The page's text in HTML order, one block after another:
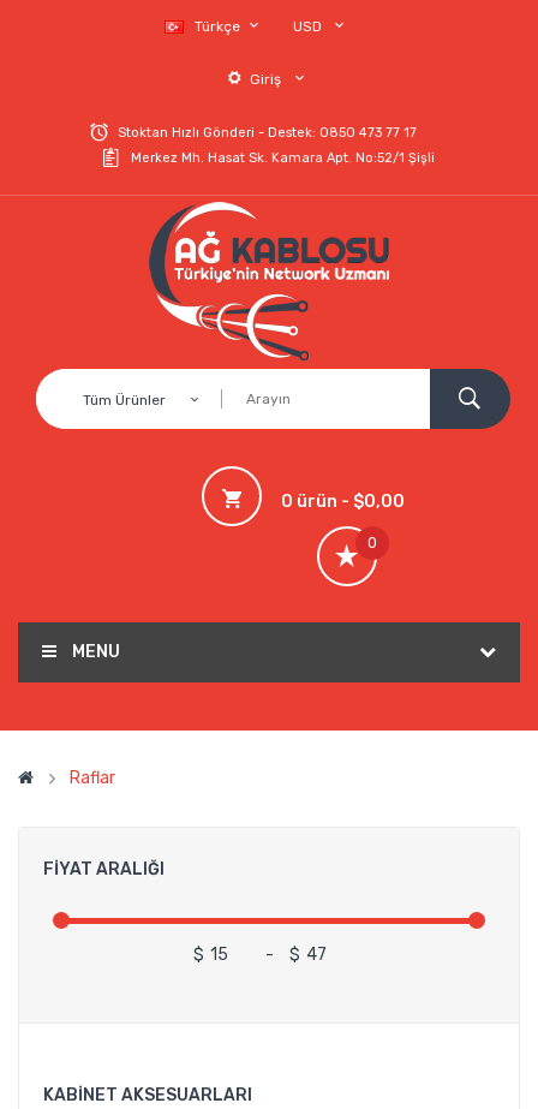
Türkçe USD
Giriş
Stoktan Hızlı Gönderi - Destek: 0850 473 77 17
Merkez Mh. Hasat Sk. Kamara Apt. No:52/1 Şişli
Tüm Ürünler
0 ürün - $0,00
0
MENU
Raflar
FIYAT ARALIĞI
$ - $
KABINET AKSESUARLARI